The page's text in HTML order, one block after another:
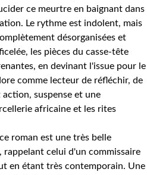
ce meurtre en baignant dans
Le rythme est indolent, mais
désorganisées et
les pièces du casse-tête
en devinant l'issue pour le
comme lecteur de réfléchir, de
suspense et une
africaine et les rites
roman est une très belle
rappelant celui d'un commissaire
en étant très contemporain. Une